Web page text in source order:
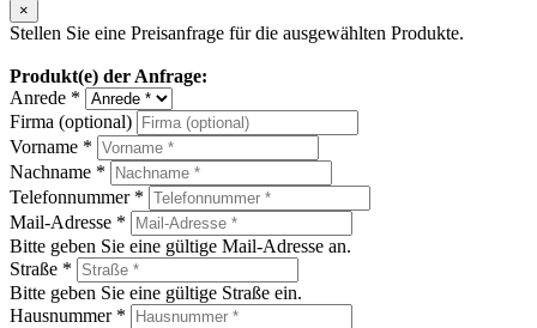
×
Stellen Sie eine Preisanfrage für die ausgewählten Produkte.
Produkt(e) der Anfrage:
Anrede *
Firma (optional)
Vorname *
Nachname *
Telefonnummer *
Mail-Adresse *
Bitte geben Sie eine gültige Mail-Adresse an.
Straße *
Bitte geben Sie eine gültige Straße ein.
Hausnummer *